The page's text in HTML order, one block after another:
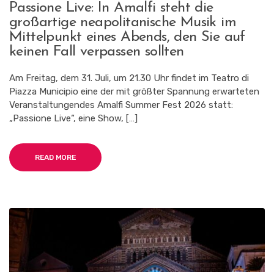
IN
AMALFI
STEHT
USIK I
ITTELPUNKT
OLLTEN
Passione Live: In Amalfi steht die
großartige neapolitanische Musik im
Mittelpunkt eines Abends, den Sie auf
keinen Fall verpassen sollten
Am Freitag, dem 31. Juli, um 21.30 Uhr findet im Teatro di
Piazza Municipio eine der mit größter Spannung erwarteten
Veranstaltungendes Amalfi Summer Fest 2026 statt:
„Passione Live“, eine Show, […]
READ MORE